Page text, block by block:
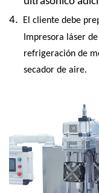
4.
El cliente debe
Impresora láser
refrigeración de
secador de aire.